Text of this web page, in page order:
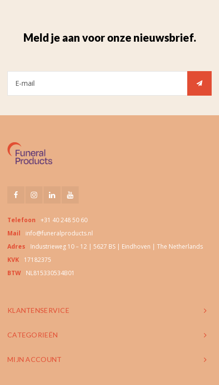
Meld je aan voor onze nieuwsbrief.
Telefoon
+31 40 248 50 60
Mail
info@funeralproducts.nl
Adres
Industrieweg 10 – 12 | 5627 BS | Eindhoven | The Netherlands
KVK
17182375
BTW
NL815330534B01
KLANTENSERVICE
CATEGORIEËN
MIJN ACCOUNT